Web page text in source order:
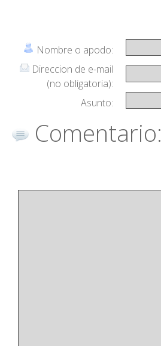
Nombre o apodo:
Direccion de e-mail
(no obligatoria):
Asunto:
Comentario: